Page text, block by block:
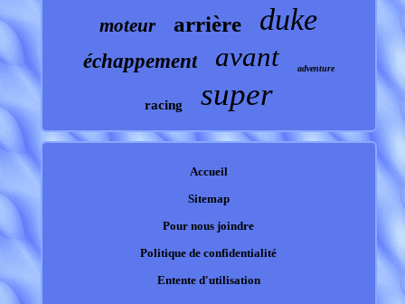
moteur arrière duke
échappement avant adventure
racing super
Accueil
Sitemap
Pour nous joindre
Politique de confidentialité
Entente d'utilisation